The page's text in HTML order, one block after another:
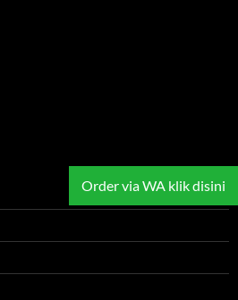
Order via WA klik disini